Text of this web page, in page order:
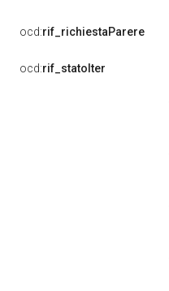
ocd:rif_richiestaParere
ocd:rif_statoIter